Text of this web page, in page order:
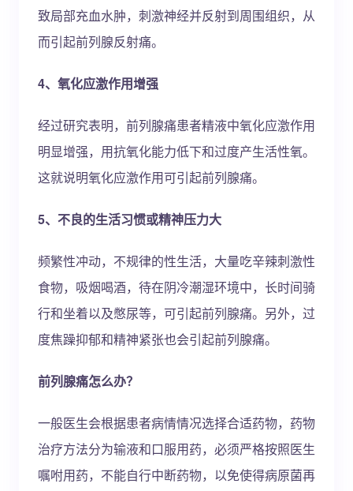
致局部充血水肿，刺激神经并反射到周围组织，从
而引起前列腺反射痛。
4、氧化应激作用增强
经过研究表明，前列腺痛患者精液中氧化应激作用
明显增强，用抗氧化能力低下和过度产生活性氧。
这就说明氧化应激作用可引起前列腺痛。
5、不良的生活习惯或精神压力大
频繁性冲动，不规律的性生活，大量吃辛辣刺激性
食物，吸烟喝酒，待在阴冷潮湿环境中，长时间骑
行和坐着以及憋尿等，可引起前列腺痛。另外，过
度焦躁抑郁和精神紧张也会引起前列腺痛。
前列腺痛怎么办？
一般医生会根据患者病情情况选择合适药物，药物
治疗方法分为输液和口服用药，必须严格按照医生
嘱咐用药，不能自行中断药物，以免使得病原菌再